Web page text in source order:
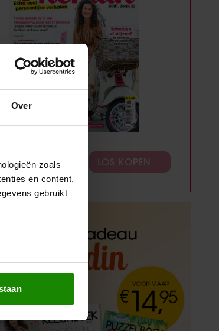
Over
zoals
en content,
gebruikt
en om ons
LOS KOPEN